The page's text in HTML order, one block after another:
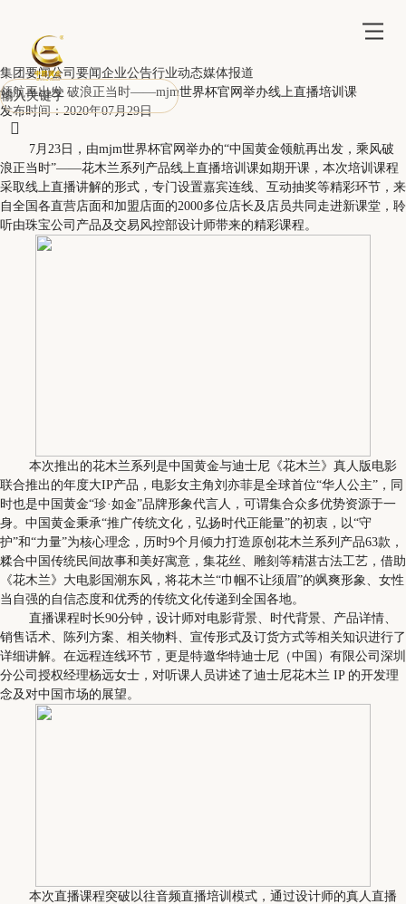

集团要闻公司要闻企业公告行业动态媒体报道
领航再出发 破浪正当时——mjm世界杯官网举办线上直播培训课
发布时间：2020年07月29日
7月23日，由mjm世界杯官网举办的“中国黄金领航再出发，乘风破
浪正当时”——花木兰系列产品线上直播培训课如期开课，本次培训课程
采取线上直播讲解的形式，专门设置嘉宾连线、互动抽奖等精彩环节，来
自全国各直营店面和加盟店面的2000多位店长及店员共同走进新课堂，聆
听由珠宝公司产品及交易风控部设计师带来的精彩课程。
本次推出的花木兰系列是中国黄金与迪士尼《花木兰》真人版电影
联合推出的年度大IP产品，电影女主角刘亦菲是全球首位“华人公主”，同
时也是中国黄金“珍·如金”品牌形象代言人，可谓集合众多优势资源于一
身。中国黄金秉承“推广传统文化，弘扬时代正能量”的初衷，以“守
护”和“力量”为核心理念，历时9个月倾力打造原创花木兰系列产品63款，
糅合中国传统民间故事和美好寓意，集花丝、雕刻等精湛古法工艺，借助
《花木兰》大电影国潮东风，将花木兰“巾帼不让须眉”的飒爽形象、女性
当自强的自信态度和优秀的传统文化传递到全国各地。
直播课程时长90分钟，设计师对电影背景、时代背景、产品详情、
销售话术、陈列方案、相关物料、宣传形式及订货方式等相关知识进行了
详细讲解。在远程连线环节，更是特邀华特迪士尼（中国）有限公司深圳
分公司授权经理杨远女士，对听课人员讲述了迪士尼花木兰 IP 的开发理
念及对中国市场的展望。
本次直播课程突破以往音频直播培训模式，通过设计师的真人直播